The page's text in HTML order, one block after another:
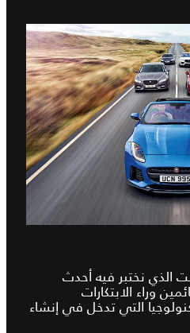
الذي نختبر فيه أحدث
وراء الابتكارات
التي تدخل في إنشاء